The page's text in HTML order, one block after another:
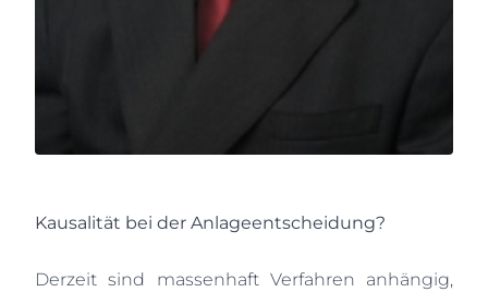
Kausalität bei der Anlageentscheidung?
Derzeit sind massenhaft Verfahren anhängig,